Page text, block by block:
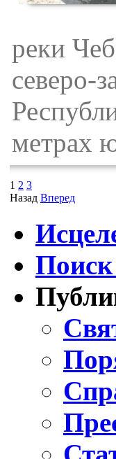
реки
северо-
метрах
1 2 3
Назад Вперед